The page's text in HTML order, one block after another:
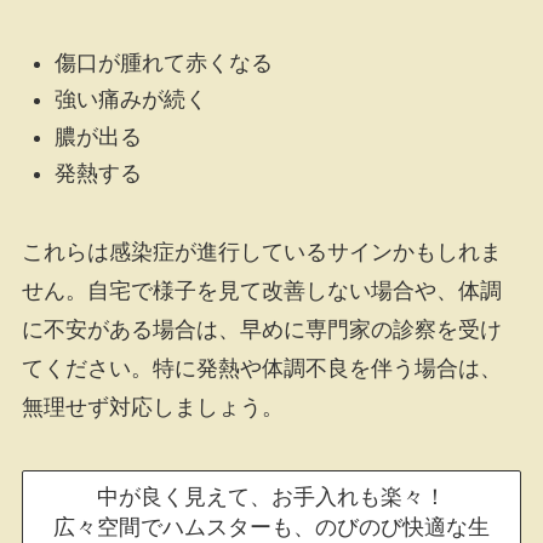
傷口が腫れて赤くなる
強い痛みが続く
膿が出る
発熱する
これらは感染症が進行しているサインかもしれま
せん。自宅で様子を見て改善しない場合や、体調
に不安がある場合は、早めに専門家の診察を受け
てください。特に発熱や体調不良を伴う場合は、
無理せず対応しましょう。
中が良く見えて、お手入れも楽々！
広々空間でハムスターも、のびのび快適な生